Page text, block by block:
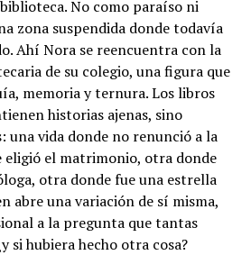
No como paraíso ni
zona suspendida donde todavía
Ahí Nora se reencuentra con la
de su colegio, una figura que
memoria y ternura. Los libros
historias ajenas, sino
una vida donde no renunció a la
eligió el matrimonio, otra donde
otra donde fue una estrella
abre una variación de sí misma,
a la pregunta que tantas
si hubiera hecho otra cosa?